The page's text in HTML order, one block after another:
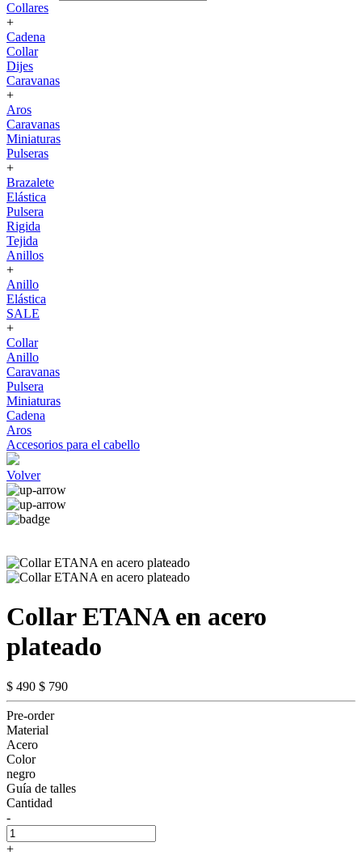
Collares
+
Cadena
Collar
Dijes
Caravanas
+
Aros
Caravanas
Miniaturas
Pulseras
+
Brazalete
Elástica
Pulsera
Rigida
Tejida
Anillos
+
Anillo
Elástica
SALE
+
Collar
Anillo
Caravanas
Pulsera
Miniaturas
Cadena
Aros
Accesorios para el cabello
Volver
Collar ETANA en acero
plateado
$ 490 $ 790
Pre-order
Material
Acero
Color
negro
Guía de talles
Cantidad
-
+